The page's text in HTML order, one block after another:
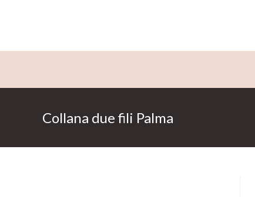
Collana due fili Palma